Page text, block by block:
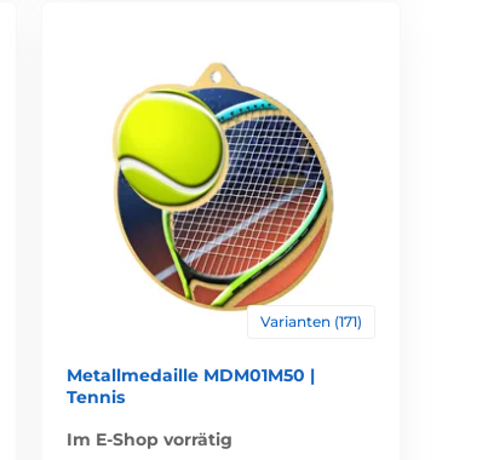
Varianten (171)
Metallmedaille MDM01M50 |
Tennis
Im E-Shop vorrätig